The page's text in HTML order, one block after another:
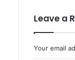
Leave a
Your email